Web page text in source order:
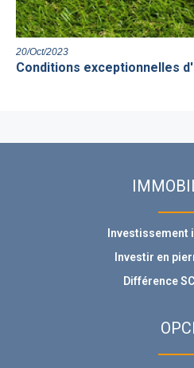
20/Oct/2023
Conditions exceptionnelles
Investissement
Investir en
Différence
OPCI